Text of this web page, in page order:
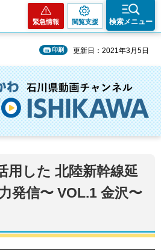
緊急情報 閲覧支援 検索メニュー
印刷 更新日：2021年3月5日
用した 北陸新幹線延
発信〜 VOL.1 金沢〜